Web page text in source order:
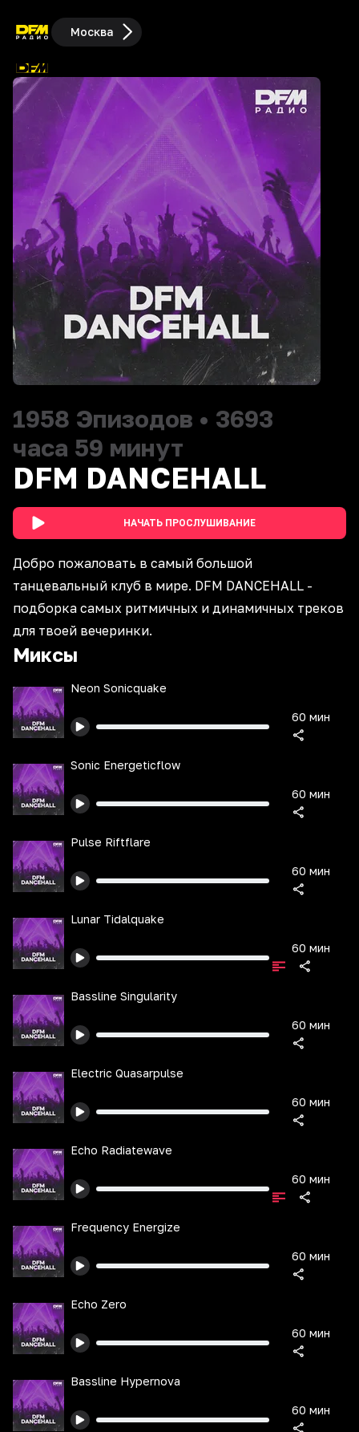
Москва
1958 Эпизодов • 3693
часа 59 минут
DFM DANCEHALL
НАЧАТЬ ПРОСЛУШИВАНИЕ
Добро пожаловать в самый большой
танцевальный клуб в мире. DFM DANCEHALL -
подборка самых ритмичных и динамичных треков
для твоей вечеринки.
Миксы
Neon Sonicquake
60 мин
Sonic Energeticflow
60 мин
Pulse Riftflare
60 мин
Lunar Tidalquake
60 мин
Bassline Singularity
60 мин
Electric Quasarpulse
60 мин
Echo Radiatewave
60 мин
Frequency Energize
60 мин
Echo Zero
60 мин
Bassline Hypernova
60 мин